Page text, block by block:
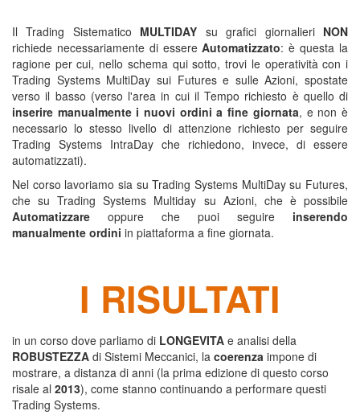
Il Trading Sistematico MULTIDAY su grafici giornalieri NON
richiede necessariamente di essereAutomatizzato: è questa la
ragione per cui, nello schema qui sotto, trovi le operatività con i
Trading Systems MultiDay sui Futures e sulle Azioni, spostate
verso il basso (verso l'area in cui il Tempo richiesto è quello di
inserire manualmente i nuovi ordini a fine giornata, e non è
necessario lo stesso livello di attenzione richiesto per seguire
Trading Systems IntraDay che richiedono, invece, di essere
automatizzati).
Nel corso lavoriamo sia su Trading Systems MultiDay su Futures,
che su Trading Systems Multiday su Azioni, che è possibile
Automatizzare oppure che puoi seguire inserendo
manualmente ordini in piattaforma a fine giornata.
I RISULTATI
in un corso dove parliamo di LONGEVITA e analisi della
ROBUSTEZZA di Sistemi Meccanici, la coerenza impone di
mostrare, a distanza di anni (la prima edizione di questo corso
risale al 2013), come stanno continuando a performare questi
Trading Systems.